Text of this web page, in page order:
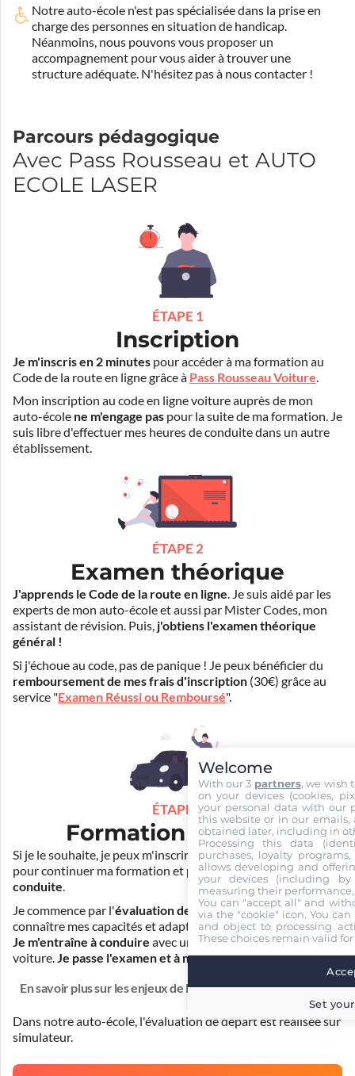
Notre auto-école n'est pas spécialisée dans la prise en
charge des personnes en situation de handicap.
Néanmoins, nous pouvons vous proposer un
accompagnement pour vous aider à trouver une
structure adéquate. N'hésitez pas à nous contacter !
Parcours pédagogique
Avec Pass Rousseau et AUTO
ECOLE LASER
ÉTAPE 1
Inscription
Je m'inscris en 2 minutes pour accéder à ma formation au
Code de la route en ligne grâce à Pass Rousseau Voiture.
Mon inscription au code en ligne voiture auprès de mon
auto-école ne m'engage pas pour la suite de ma formation. Je
suis libre d'effectuer mes heures de conduite dans un autre
établissement.
ÉTAPE 2
Examen théorique
J'apprends le Code de la route en ligne. Je suis aidé par les
experts de mon auto-école et aussi par Mister Codes, mon
assistant de révision. Puis, j'obtiens l'examen théorique
général !
Si j'échoue au code, pas de panique ! Je peux bénéficier du
remboursement de mes frais d'inscription (30€) grâce au
service "Examen Réussi ou Remboursé".
ÉTAPE 3
Formation pratique
Si je le souhaite, je peux m'inscrire auprès de mon auto-école
pour continuer ma formation et prendre des cours de
conduite.
Je commence par l'évaluation de départpour mieux
connaître mes capacités et adapter la durée de ma formation.
Je m'entraîne à conduire avec un simulateur et/ou en
voiture.Je passe l'examen et à moi la liberté !
En savoir plus sur les enjeux de la formation
Dans notre auto-école, l'évaluation de départ est réaliséesur
simulateur.
Welcome
With our 3 partners, we wish
on your devices (cookies,
your personal data with our
this website or in our emails,
obtained later, including in
Processing this data
purchases, loyalty
allows developing and
your devices (including
measuring their
You can "accept all" and
via the "cookie" icon. You
and object to processing
These choices remain valid
Set